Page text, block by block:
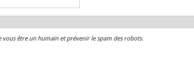
être un humain et prévenir le spam des robots.